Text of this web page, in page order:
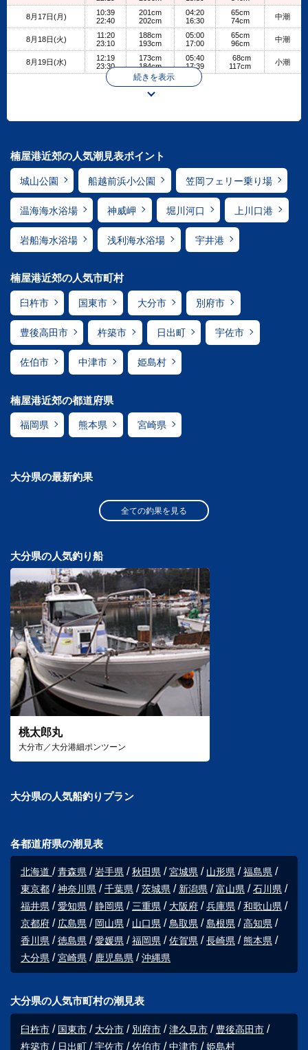
8月17日(月)
10:39
22:40
201cm
202cm
04:20
16:30
65cm
74cm
中潮
8月18日(火)
11:20
23:10
188cm
193cm
05:00
17:00
65cm
96cm
中潮
8月19日(水)
12:19
23:30
173cm
184cm
05:40
17:39
68cm
117cm
小潮
続きを表示
楠屋港近郊の人気潮見表ポイント
城山公園 船越前浜小公園 笠岡フェリー乗り場
温海海水浴場 神威岬 堀川河口 上川口港
岩船海水浴場 浅利海水浴場 宇井港
楠屋港近郊の人気市町村
臼杵市 国東市 大分市 別府市
豊後高田市 杵築市 日出町 宇佐市
佐伯市 中津市 姫島村
楠屋港近郊の都道府県
福岡県 熊本県 宮崎県
大分県の最新釣果
全ての釣果を見る
大分県の人気釣り船
桃太郎丸
大分市／大分港細ポンツーン
大分県の人気船釣りプラン
各都道府県の潮見表
北海道 青森県 岩手県 秋田県 宮城県 山形県
福島県
東京都
神奈川県 千葉県 茨城県 新潟県 富山県
石川県
福井県
愛知県 静岡県 三重県 大阪府 兵庫県
和歌山県
京都府
広島県 岡山県 山口県 鳥取県 島根県
高知県
香川県
徳島県 愛媛県 福岡県 佐賀県 長崎県
熊本県
大分県
宮崎県 鹿児島県 沖縄県
大分県の人気市町村の潮見表
臼杵市 国東市 大分市 別府市 津久見市
豊後高田市
杵築市
日出町 宇佐市 佐伯市 中津市 姫島村